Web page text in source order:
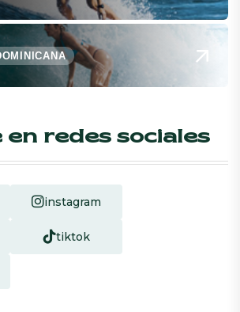
en redes sociales
instagram
tiktok